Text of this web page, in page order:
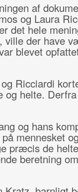
af
og Laura
det hele
ville der have
blevet
Ricciardi
og helte.
og hans
mennesket
præcis de
beretning om